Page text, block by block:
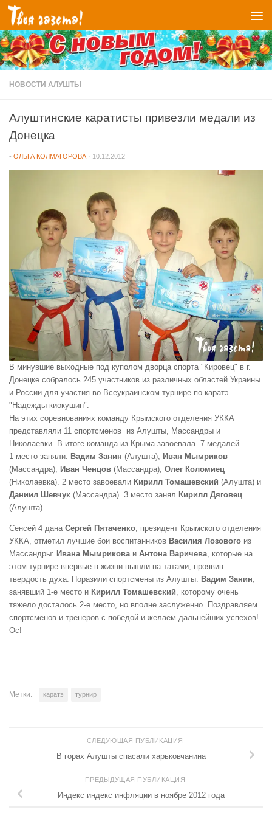
Перейти к содержимому
НОВОСТИ АЛУШТЫ
Алуштинские каратисты привезли медали из
Донецка
- ОЛЬГА КОЛМАГОРОВА · 10.12.2012
В минувшие выходные под куполом дворца спорта "Кировец" в г.
Донецке собралось 245 участников из различных областей Украины
и России для участия во Всеукраинском турнире по каратэ
"Надежды киокушин".
На этих соревнованиях команду Крымского отделения УККА
представляли 11 спортсменов из Алушты, Массандры и
Николаевки. В итоге команда из Крыма завоевала 7 медалей.
1 место заняли: Вадим Занин (Алушта), Иван Мымриков
(Массандра), Иван Ченцов (Массандра), Олег Коломиец
(Николаевка). 2 место завоевали Кирилл Томашевский (Алушта) и
Даниил Шевчук (Массандра). 3 место занял Кирилл Дяговец
(Алушта).
Сенсей 4 дана Сергей Пятаченко, президент Крымского отделения
УККА, отметил лучшие бои воспитанников Василия Лозового из
Массандры: Ивана Мымриковаи Антона Варичева, которые на
этом турнире впервые в жизни вышли на татами, проявив
твердость духа. Поразили спортсмены из Алушты: Вадим Занин,
занявший 1-е место и Кирилл Томашевский, которому очень
тяжело досталось 2-е место, но вполне заслуженно. Поздравляем
спортсменов и тренеров с победой и желаем дальнейших успехов!
Ос!
Метки: каратэ турнир
СЛЕДУЮЩАЯ ПУБЛИКАЦИЯ
В горах Алушты спасали харьковчанина
ПРЕДЫДУЩАЯ ПУБЛИКАЦИЯ
Индекс индекс инфляции в ноябре 2012 года